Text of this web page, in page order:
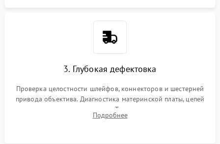
3. Глубокая дефектовка
Проверка целостности шлейфов, коннекторов и шестерней
привода объектива. Диагностика материнской платы, цепей
питания и картоприемника. Тестирование механизма
затвора и блока внутрикамерной стабилизации.
Подробнее